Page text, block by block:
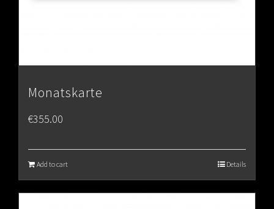
Monatskarte
€355.00
Add to cart Details